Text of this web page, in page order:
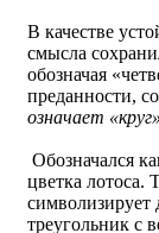
В качестве
смысла
обозначая
преданности,
означает «круг»
Обозначался
цветка лотоса.
символизирует
треугольник с